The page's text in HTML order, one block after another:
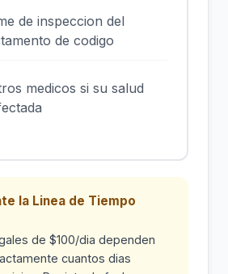
de inspeccion del
de codigo
medicos si su salud
la Linea de Tiempo
de $100/dia dependen
cuantos dias